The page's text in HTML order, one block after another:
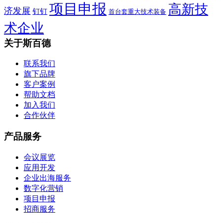
济发展 钉钉 项目申报 首台套重大技术装备 高新技
术企业
关于斯百德
联系我们
旗下品牌
客户案例
帮助文档
加入我们
合作伙伴
产品服务
会议展览
应用开发
企业出海服务
数字化营销
项目申报
招商服务